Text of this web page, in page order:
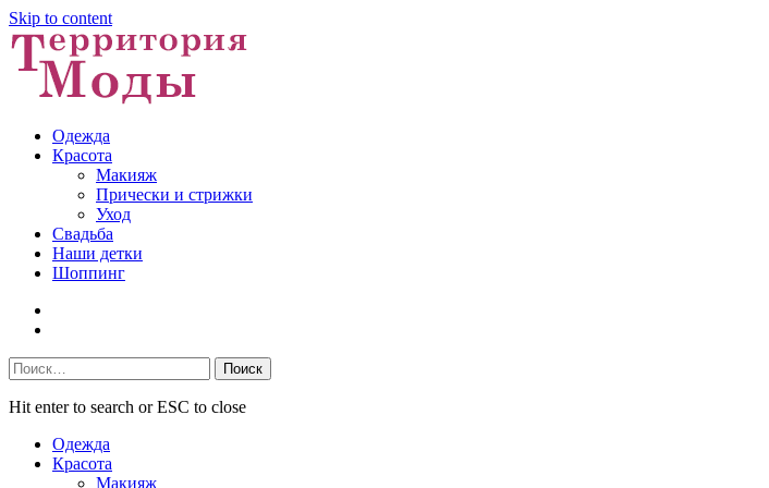
Skip to content
Одежда
Красота
Макияж
Прически и стрижки
Уход
Свадьба
Наши детки
Шоппинг
Найти:
Hit enter to search or ESC to close
Одежда
Красота
Макияж